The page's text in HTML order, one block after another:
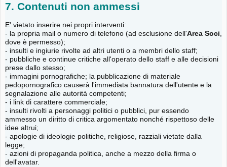
7. Contenuti non ammessi
E' vietato inserire nei propri interventi:
- la propria mail o numero di telefono (ad esclusione dell'Area Soci,
dove è permesso);
- insulti e ingiurie rivolte ad altri utenti o a membri dello staff;
- pubbliche e continue critiche all'operato dello staff e alle decisioni
prese dallo stesso;
- immagini pornografiche; la pubblicazione di materiale
pedopornografico causerà l'immediata bannatura dell'utente e la
segnalazione alle autorità competenti;
- i link di carattere commerciale;
- insulti rivolti a personaggi politici o pubblici, pur essendo
ammesso un diritto di critica argomentato nonché rispettoso delle
idee altrui;
- apologie di ideologie politiche, religiose, razziali vietate dalla
legge;
- azioni di propaganda politica, anche a mezzo della firma o
dell'avatar.